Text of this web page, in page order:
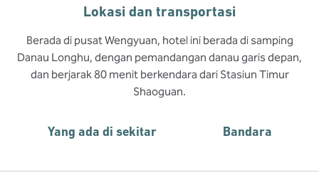
Lokasi dan transportasi
Berada di pusat Wengyuan, hotel ini berada di samping
Danau Longhu, dengan pemandangan danau garis depan,
dan berjarak 80 menit berkendara dari Stasiun Timur
Shaoguan.
Yang ada di sekitar Bandara